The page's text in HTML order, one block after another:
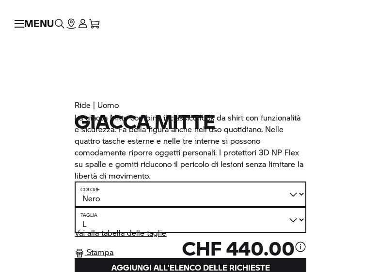
MENU
Ride | Uomo
GIACCA MITTE
La giacca Mitte combina il classico look da shirt con funzionalità
e sicurezza. Fa bella figura anche nell'uso quotidiano. Nelle
quattro tasche esterne e nelle tre interne si possono
comodamente riporre oggetti personali. I protettori 3D NP Flex
su spalle e gomiti riducono il pericolo di lesioni senza limitare la
libertà di movimento.
COLORE
TAGLIA
Vai alla tabella delle taglie
Stampa
CHF 440.00
AGGIUNGI ALL'ELENCO DELLE RICHIESTE